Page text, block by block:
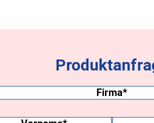
Firma
(erforderlich)